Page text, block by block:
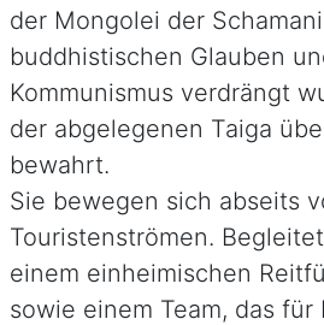
der Mongolei der
buddhistischen Glauben
Kommunismus verdrängt
der abgelegenen Taiga
bewahrt.
Sie bewegen sich abseits
Touristenströmen.
einem einheimischen
sowie einem Team, das für